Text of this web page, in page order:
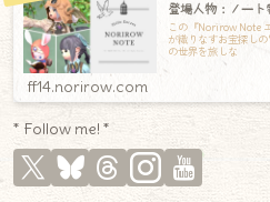
登場人物：ノート
この『Norirow Note
が織りなすお宝探し
の世界を旅しな
ff14.norirow.com
* Follow me! *